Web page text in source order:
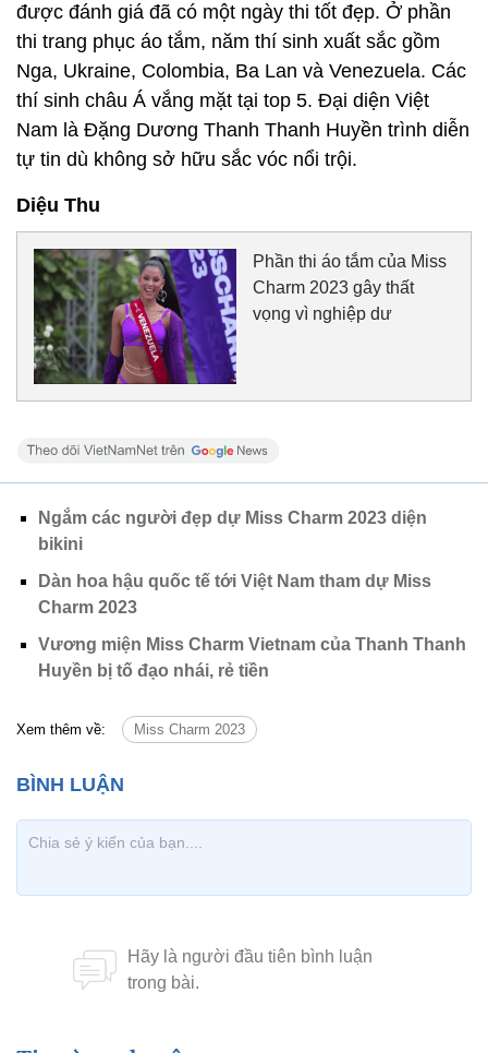
được đánh giá đã có một ngày thi tốt đẹp. Ở phần
thi trang phục áo tắm, năm thí sinh xuất sắc gồm
Nga, Ukraine, Colombia, Ba Lan và Venezuela. Các
thí sinh châu Á vắng mặt tại top 5. Đại diện Việt
Nam là Đặng Dương Thanh Thanh Huyền trình diễn
tự tin dù không sở hữu sắc vóc nổi trội.
Diệu Thu
Phần thi áo tắm của Miss
Charm 2023 gây thất
vọng vì nghiệp dư
Ngắm các người đẹp dự Miss Charm 2023 diện
bikini
Dàn hoa hậu quốc tế tới Việt Nam tham dự Miss
Charm 2023
Vương miện Miss Charm Vietnam của Thanh Thanh
Huyền bị tố đạo nhái, rẻ tiền
Xem thêm về: Miss Charm 2023